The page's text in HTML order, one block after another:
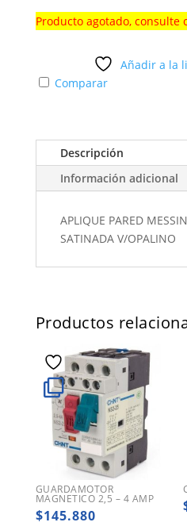
Producto agotado, consulte
Añadir a la
Comparar
Descripción
Información adicional
APLIQUE PARED
SATINADA V/OPALINO
Productos
GUARDAMOTOR
MAGNETICO 2,5 – 4 AMP
$145.880